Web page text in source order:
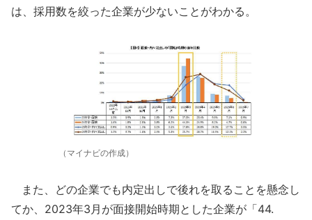
は、採用数を絞った企業が少ないことがわかる。
（マイナビの作成）
また、どの企業でも内定出しで後れを取ることを懸念し
てか、2023年3月が面接開始時期とした企業が「44.